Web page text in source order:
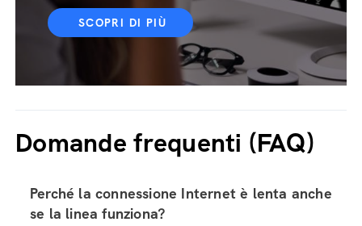
SCOPRI DI PIÙ
Domande frequenti (FAQ)
Perché la connessione Internet è lenta anche
se la linea funziona?